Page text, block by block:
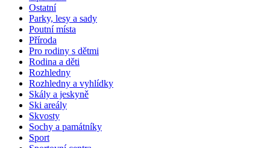
Ostatní
Parky, lesy a sady
Poutní místa
Příroda
Pro rodiny s dětmi
Rodina a děti
Rozhledny
Rozhledny a vyhlídky
Skály a jeskyně
Ski areály
Skvosty
Sochy a památníky
Sport